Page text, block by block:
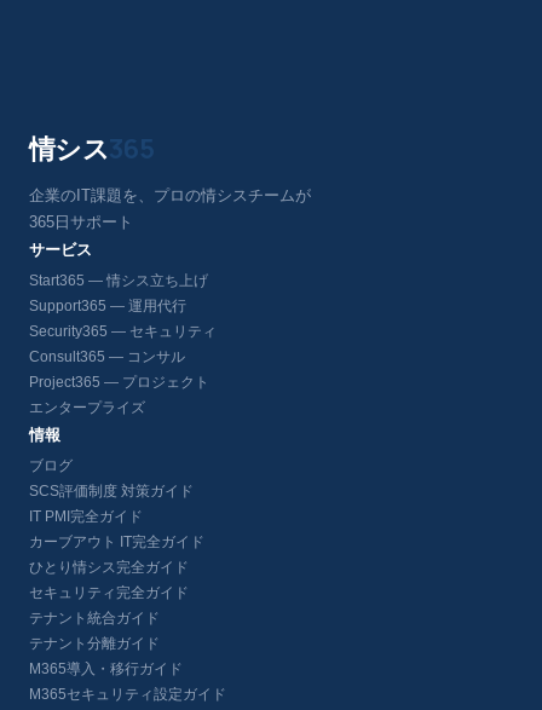
情シス365
企業のIT課題を、プロの情シスチームが
365日サポート
サービス
Start365 — 情シス立ち上げ
Support365 — 運用代行
Security365 — セキュリティ
Consult365 — コンサル
Project365 — プロジェクト
エンタープライズ
情報
ブログ
SCS評価制度 対策ガイド
IT PMI完全ガイド
カーブアウト IT完全ガイド
ひとり情シス完全ガイド
セキュリティ完全ガイド
テナント統合ガイド
テナント分離ガイド
M365導入・移行ガイド
M365セキュリティ設定ガイド